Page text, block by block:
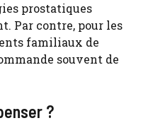
prostatiques
Par contre, pour les
familiaux de
souvent de
?